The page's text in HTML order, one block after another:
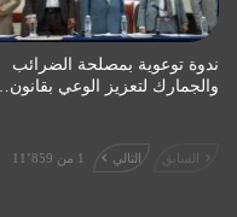
ندوة توعوية بمصلحة الضرائب
والجمارك لتعزيز الوعي بقانون…
السابق التالي 1 من 11٬859